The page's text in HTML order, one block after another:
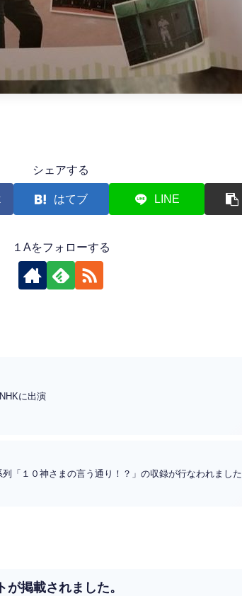
シェアする
はてブ LINE
１Aをフォローする
に出演
列「１０神さまの言う通り！？」の収録が行なわれました
掲載されました。